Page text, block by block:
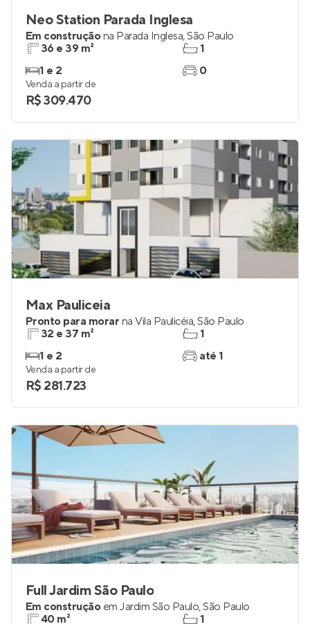
Neo Station Parada Inglesa
Em construçãona Parada Inglesa,São Paulo
36 e 39 m²
1 e 2
1
0
Venda a partir de
R$ 309.470
Max Pauliceia
Pronto para morar na Vila Paulicéia,São Paulo
32 e 37 m²
1 e 2
1
até 1
Venda a partir de
R$ 281.723
Full Jardim São Paulo
Em construção em Jardim São Paulo,São Paulo
40 m²
1